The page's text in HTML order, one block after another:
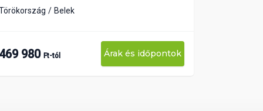
Belek
980 Ft-tól Árak és időpontok